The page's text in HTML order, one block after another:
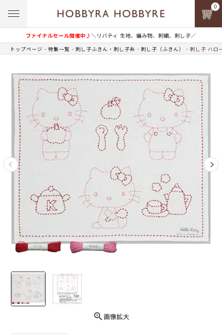
ファイナルセール開催中♪＼リバティ 生地、編み物、刺繍、刺し子／
0
トップページ 特集一覧 刺し子ふきん・刺し子糸 刺し子（ふきん） 刺し子 ハロ
画像拡大